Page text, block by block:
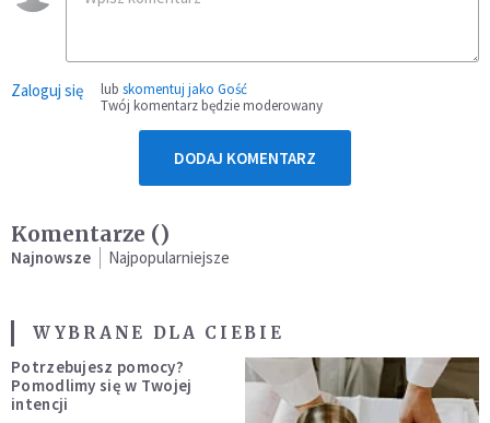
Zaloguj się lub skomentuj jako Gość
Twój komentarz będzie moderowany
DODAJ KOMENTARZ
Komentarze ()
Najnowsze Najpopularniejsze
WYBRANE DLA CIEBIE
Potrzebujesz pomocy?
Pomodlimy się w Twojej
intencji